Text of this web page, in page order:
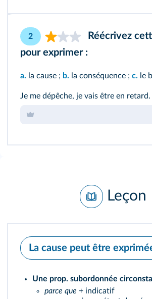
2
Réécrivez
pour exprimer :
a. la cause ; b. la conséquence ; c. le
Je me dépêche, je vais être en retard.
Leçon
La cause peut être
Une prop. subordonnée
parce que + indicatif